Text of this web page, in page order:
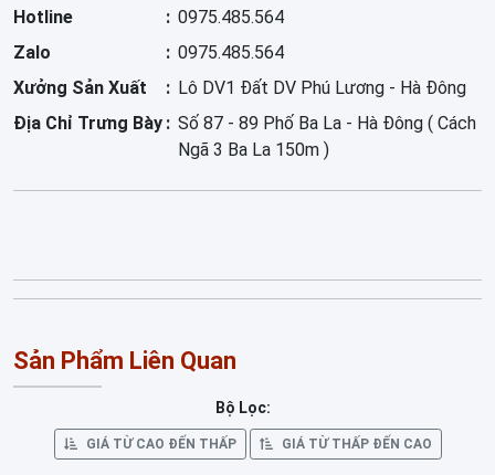
Hotline
0975.485.564
Zalo
0975.485.564
Xưởng Sản Xuất
Lô DV1 Đất DV Phú Lương - Hà Đông
Địa Chỉ Trưng Bày
Số 87 - 89 Phố Ba La - Hà Đông ( Cách
Ngã 3 Ba La 150m )
Sản Phẩm Liên Quan
Bộ Lọc:
GIÁ TỪ CAO ĐẾN THẤP GIÁ TỪ THẤP ĐẾN CAO